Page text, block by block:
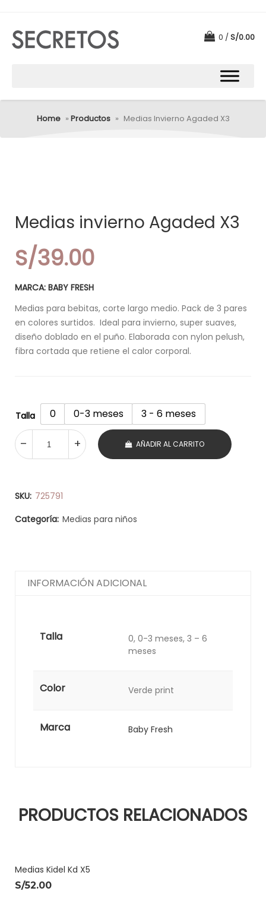
0 S/0.00
Home » Productos » Medias Invierno Agaded X3
Medias invierno Agaded X3
S/39.00
MARCA: BABY FRESH
Medias para bebitas, corte largo medio. Pack de 3 pares
en colores surtidos. Ideal para invierno, super suaves,
diseño doblado en el puño. Elaborada con nylon pelush,
fibra cortada que retiene el calor corporal.
Talla 0 0-3 meses 3 - 6 meses
AÑADIR AL CARRITO
SKU: 725791
Categoría: Medias para niños
INFORMACIÓN ADICIONAL
Talla
0, 0-3 meses, 3 – 6
meses
Color Verde print
Marca Baby Fresh
PRODUCTOS RELACIONADOS
Medias Kidel Kd X5
S/52.00